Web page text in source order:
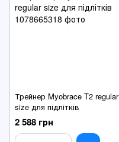
Трейнер Myobrace T2 regular
size для підлітків
2 588 грн